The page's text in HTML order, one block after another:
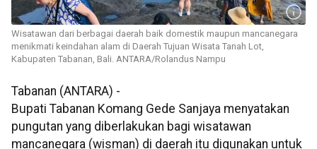
Wisatawan dari berbagai daerah baik domestik maupun mancanegara
menikmati keindahan alam di Daerah Tujuan Wisata Tanah Lot,
Kabupaten Tabanan, Bali. ANTARA/Rolandus Nampu
Tabanan (ANTARA) -
Bupati Tabanan Komang Gede Sanjaya menyatakan
pungutan yang diberlakukan bagi wisatawan
mancanegara (wisman) di daerah itu digunakan untuk